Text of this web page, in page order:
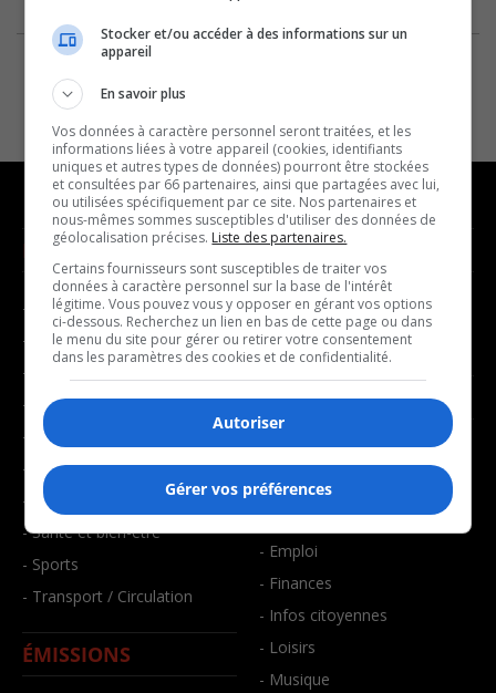
NOUVELLES
- Affaires municipales
- Communauté / Social
- Culture
- Économie
- Éducation
- Environnement
- Faits divers
- Santé et bien-être
- Sports
- Transport / Circulation
ÉMISSIONS
MUSIQUE
- Décompte franco
- Joué récemment
BALADOS
- Art de vivre
- Bien-être
- Emploi
- Finances
- Infos citoyennes
- Loisirs
- Musique
Stocker et/ou accéder à des informations sur un
appareil
En savoir plus
Vos données à caractère personnel seront traitées, et les
informations liées à votre appareil (cookies, identifiants
uniques et autres types de données) pourront être stockées
et consultées par 66 partenaires, ainsi que partagées avec lui,
ou utilisées spécifiquement par ce site. Nos partenaires et
nous-mêmes sommes susceptibles d'utiliser des données de
géolocalisation précises. Liste des partenaires.
Certains fournisseurs sont susceptibles de traiter vos
données à caractère personnel sur la base de l'intérêt
légitime. Vous pouvez vous y opposer en gérant vos options
ci-dessous. Recherchez un lien en bas de cette page ou dans
le menu du site pour gérer ou retirer votre consentement
dans les paramètres des cookies et de confidentialité.
Autoriser
Gérer vos préférences